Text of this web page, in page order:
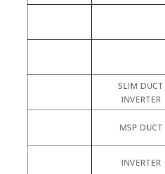
SLIM DUCT
INVERTER
MSP DUCT
INVERTER